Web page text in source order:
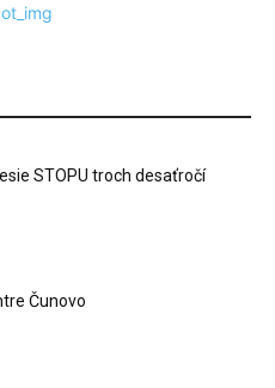
STOPU troch desaťročí
Čunovo